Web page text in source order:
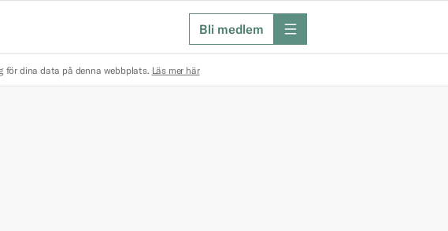
Bli medlem meny
för dina data på denna webbplats. Läs mer här